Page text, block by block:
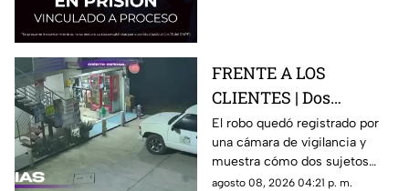
FRENTE A LOS
CLIENTES | Dos
hombres enc4ñonan a
conductor y se llevan
su camioneta
El robo quedó registrado por
una cámara de vigilancia y
muestra cómo dos sujetos
obligaron a un conductor y a
agosto 08, 2026 04:21 p. m.